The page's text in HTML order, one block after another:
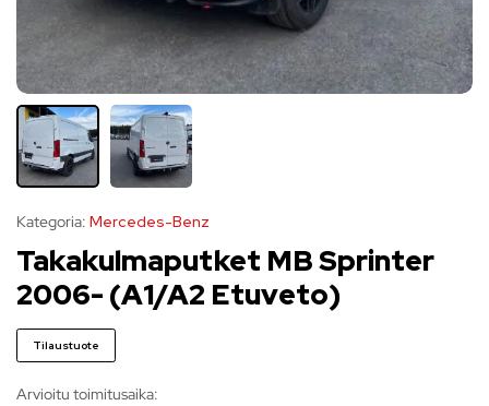
Kategoria: Mercedes-Benz
Takakulmaputket MB Sprinter
2006- (A1/A2 Etuveto)
Tilaustuote
Arvioitu toimitusaika: